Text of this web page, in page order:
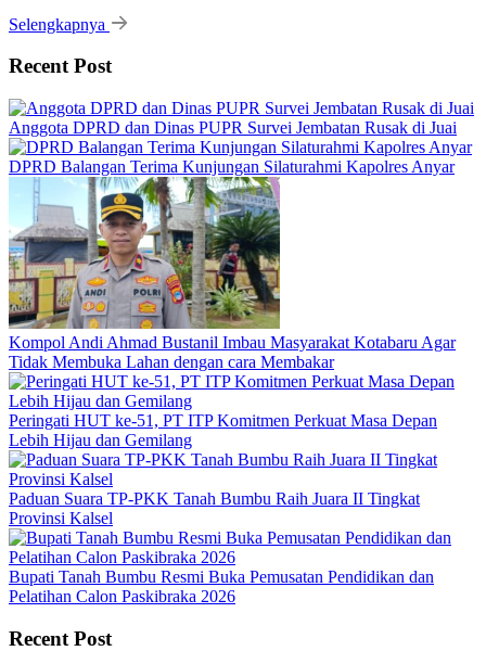
Selengkapnya
Recent Post
Anggota DPRD dan Dinas PUPR Survei Jembatan Rusak di Juai
DPRD Balangan Terima Kunjungan Silaturahmi Kapolres Anyar
Kompol Andi Ahmad Bustanil Imbau Masyarakat Kotabaru Agar
Tidak Membuka Lahan dengan cara Membakar
Peringati HUT ke-51, PT ITP Komitmen Perkuat Masa Depan
Lebih Hijau dan Gemilang
Paduan Suara TP-PKK Tanah Bumbu Raih Juara II Tingkat
Provinsi Kalsel
Bupati Tanah Bumbu Resmi Buka Pemusatan Pendidikan dan
Pelatihan Calon Paskibraka 2026
Recent Post